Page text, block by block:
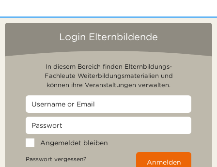
Login Elternbildende
In diesem Bereich finden Elternbildungs-
Fachleute Weiterbildungsmaterialien und
können ihre Veranstaltungen verwalten.
Angemeldet bleiben
Passwort vergessen? Anmelden